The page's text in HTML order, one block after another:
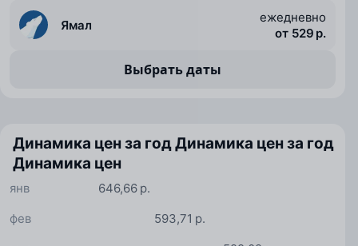
Ямал
ежедневно
от 529 р.
Выбрать даты
Динамика цен за годДинамика цен за год
Динамика цен
646,66 р.
янв
593,71 р.
фев